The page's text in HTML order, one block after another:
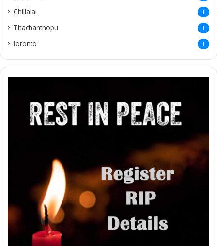
Chillalai 1
Thachanthopu 1
toronto 1